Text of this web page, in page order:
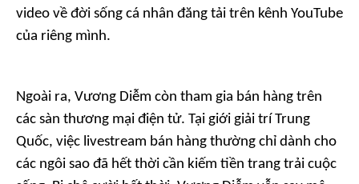
video về đời sống cá nhân đăng tải trên kênh YouTube
của riêng mình.
Ngoài ra, Vương Diễm còn tham gia bán hàng trên
các sàn thương mại điện tử. Tại giới giải trí Trung
Quốc, việc livestream bán hàng thường chỉ dành cho
các ngôi sao đã hết thời cần kiếm tiền trang trải cuộc